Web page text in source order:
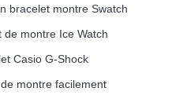
bracelet montre Swatch
montre Ice Watch
Casio G-Shock
montre facilement